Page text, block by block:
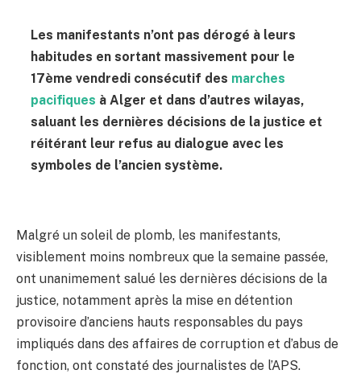
Les manifestants n’ont pas dérogé à leurs
habitudes en sortant massivement pour le
17ème vendredi consécutif des marches
pacifiques à Alger et dans d’autres wilayas,
saluant les dernières décisions de la justice et
réitérant leur refus au dialogue avec les
symboles de l’ancien système.
Malgré un soleil de plomb, les manifestants,
visiblement moins nombreux que la semaine passée,
ont unanimement salué les dernières décisions de la
justice, notamment après la mise en détention
provisoire d’anciens hauts responsables du pays
impliqués dans des affaires de corruption et d’abus de
fonction, ont constaté des journalistes de l’APS.